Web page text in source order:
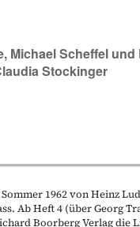
, Michael Scheffel und
Stockinger
1962 von Heinz
Ab Heft 4 (über Georg
Boorberg Verlag